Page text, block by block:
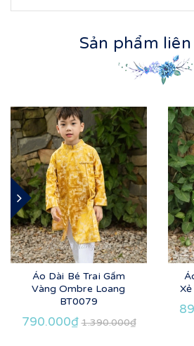
Sản phẩm
Áo Dài Bé Trai Gấm
Vàng Ombre Loang
BT0079
790.000₫ 1.390.000₫